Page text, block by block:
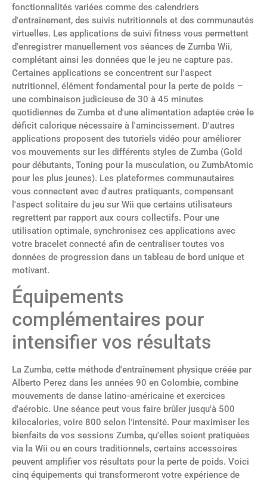
fonctionnalités variées comme des calendriers
d'entraînement, des suivis nutritionnels et des communautés
virtuelles. Les applications de suivi fitness vous permettent
d'enregistrer manuellement vos séances de Zumba Wii,
complétant ainsi les données que le jeu ne capture pas.
Certaines applications se concentrent sur l'aspect
nutritionnel, élément fondamental pour la perte de poids –
une combinaison judicieuse de 30 à 45 minutes
quotidiennes de Zumba et d'une alimentation adaptée crée le
déficit calorique nécessaire à l'amincissement. D'autres
applications proposent des tutoriels vidéo pour améliorer
vos mouvements sur les différents styles de Zumba (Gold
pour débutants, Toning pour la musculation, ou ZumbAtomic
pour les plus jeunes). Les plateformes communautaires
vous connectent avec d'autres pratiquants, compensant
l'aspect solitaire du jeu sur Wii que certains utilisateurs
regrettent par rapport aux cours collectifs. Pour une
utilisation optimale, synchronisez ces applications avec
votre bracelet connecté afin de centraliser toutes vos
données de progression dans un tableau de bord unique et
motivant.
Équipements
complémentaires pour
intensifier vos résultats
La Zumba, cette méthode d'entraînement physique créée par
Alberto Perez dans les années 90 en Colombie, combine
mouvements de danse latino-américaine et exercices
d'aérobic. Une séance peut vous faire brûler jusqu'à 500
kilocalories, voire 800 selon l'intensité. Pour maximiser les
bienfaits de vos sessions Zumba, qu'elles soient pratiquées
via la Wii ou en cours traditionnels, certains accessoires
peuvent amplifier vos résultats pour la perte de poids. Voici
cinq équipements qui transformeront votre expérience de